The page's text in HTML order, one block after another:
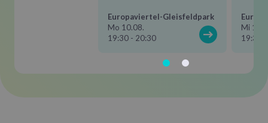
Europaviertel-Gleisfeldpark
Mo 10.08.
19:30 - 20:30
Mi
19:30